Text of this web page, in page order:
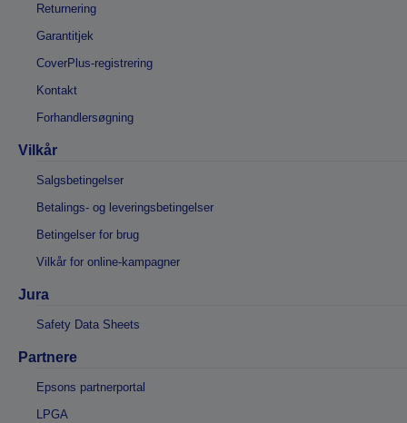
Returnering
Garantitjek
CoverPlus-registrering
Kontakt
Forhandlersøgning
Vilkår
Salgsbetingelser
Betalings- og leveringsbetingelser
Betingelser for brug
Vilkår for online-kampagner
Jura
Safety Data Sheets
Partnere
Epsons partnerportal
LPGA